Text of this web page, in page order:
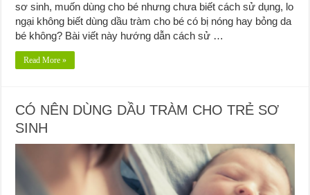
sơ sinh, muốn dùng cho bé nhưng chưa biết cách sử dụng, lo
ngại không biết dùng dầu tràm cho bé có bị nóng hay bỏng da
bé không? Bài viết này hướng dẫn cách sử …
Read More »
CÓ NÊN DÙNG DẦU TRÀM CHO TRẺ SƠ
SINH